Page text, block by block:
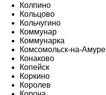
Колпино
Кольцово
Кольчугино
Коммунар
Коммунарка
Комсомольск-на-Амуре
Конаково
Копейск
Коркино
Королев